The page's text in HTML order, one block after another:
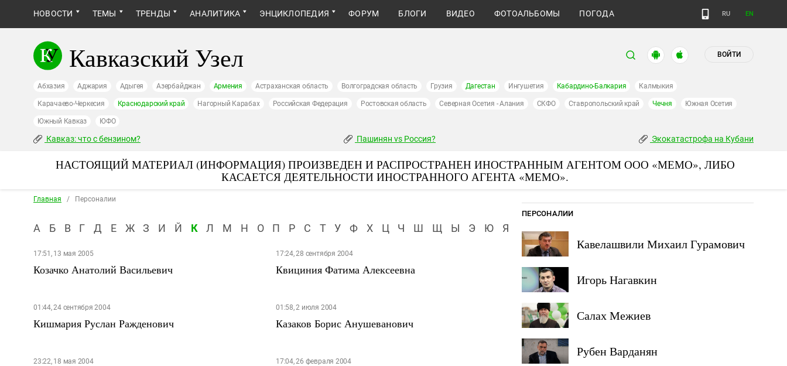
НОВОСТИ ТЕМЫ ТРЕНДЫ АНАЛИТИКА ЭНЦИКЛОПЕДИЯ ФОРУМ БЛОГИ ВИДЕО ФОТОАЛЬБОМЫ ПОГОДА RU EN
Кавказский Узел ВОЙТИ
Абхазия Аджария Адыгея Азербайджан Армения Астраханская область Волгоградская область Грузия Дагестан Ингушетия Кабардино-Балкария Калмыкия
Карачаево-Черкесия Краснодарский край Нагорный Карабах Российская Федерация Ростовская область Северная Осетия - Алания СКФО Ставропольский край Чечня Южная Осетия
Южный Кавказ ЮФО
Кавказ: что с бензином? Пашинян vs Россия? Экокатастрофа на Кубани
НАСТОЯЩИЙ МАТЕРИАЛ (ИНФОРМАЦИЯ) ПРОИЗВЕДЕН И РАСПРОСТРАНЕН ИНОСТРАННЫМ АГЕНТОМ ООО «МЕМО», ЛИБО
КАСАЕТСЯ ДЕЯТЕЛЬНОСТИ ИНОСТРАННОГО АГЕНТА «МЕМО».
Главная / Персоналии
А Б В Г Д Е Ж З И Й К Л М Н О П Р С Т У Ф Х Ц Ч Ш Щ Ы Э Ю Я
17:51, 13 мая 2005
Козачко Анатолий Васильевич
17:24, 28 сентября 2004
Квициния Фатима Алексеевна
01:44, 24 сентября 2004
Кишмария Руслан Ражденович
01:58, 2 июля 2004
Казаков Борис Анушеванович
23:22, 18 мая 2004 17:04, 26 февраля 2004
ПЕРСОНАЛИИ
Кавелашвили Михаил Гурамович
Игорь Нагавкин
Салах Межиев
Рубен Варданян